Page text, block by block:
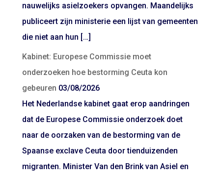
nauwelijks asielzoekers opvangen. Maandelijks
publiceert zijn ministerie een lijst van gemeenten
die niet aan hun […]
Kabinet: Europese Commissie moet
onderzoeken hoe bestorming Ceuta kon
gebeuren 03/08/2026
Het Nederlandse kabinet gaat erop aandringen
dat de Europese Commissie onderzoek doet
naar de oorzaken van de bestorming van de
Spaanse exclave Ceuta door tienduizenden
migranten. Minister Van den Brink van Asiel en